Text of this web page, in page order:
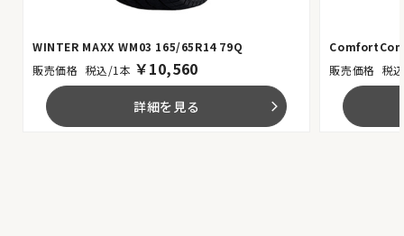
WINTER MAXX WM03 165/65R14 79Q
税込/1本 ￥10,560
詳細を見る arrow_forward_ios
税